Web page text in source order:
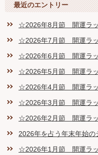
最近のエントリー
☆2026年8月節 開運ラ
☆2026年7月節 開運ラ
☆2026年6月節 開運ラ
☆2026年5月節 開運ラ
☆2026年4月節 開運ラ
☆2026年3月節 開運ラ
☆2026年2月節 開運ラ
2026年を占う年末年始
☆2026年1月節 開運ラ